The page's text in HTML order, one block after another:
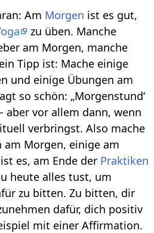
Am Morgen ist es gut,
zu üben. Manche
am Morgen, manche
Tipp ist: Mache einige
und einige Übungen am
so schön: „Morgenstund‘
aber vor allem dann, wenn
verbringst. Also mache
Morgen, einige am
es, am Ende der Praktiken
heute alles tust, um
zu bitten. Zu bitten, dir
dafür, dich positiv
mit einer Affirmation.